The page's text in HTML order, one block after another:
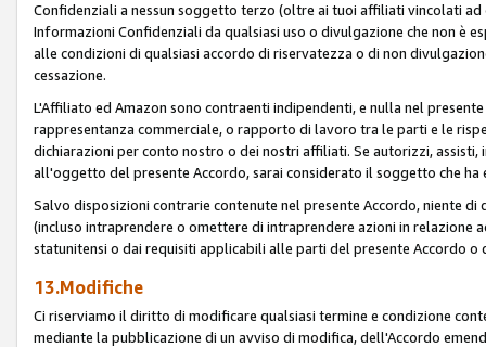
Confidenziali a nessun soggetto terzo (oltre ai tuoi affiliati vincolati
Informazioni Confidenziali da qualsiasi uso o divulgazione che non è
alle condizioni di qualsiasi accordo di riservatezza o di non
cessazione.
L'Affiliato ed Amazon sono contraenti indipendenti, e nulla nel
rappresentanza commerciale, o rapporto di lavoro tra le parti e le
dichiarazioni per conto nostro o dei nostri affiliati. Se autorizzi,
all'oggetto del presente Accordo, sarai considerato il soggetto che
Salvo disposizioni contrarie contenute nel presente Accordo, niente
(incluso intraprendere o omettere di intraprendere azioni in relazione
statunitensi o dai requisiti applicabili alle parti del presente Accordo o
13.Modifiche
Ci riserviamo il diritto di modificare qualsiasi termine e condizione
mediante la pubblicazione di un avviso di modifica, dell'Accordo